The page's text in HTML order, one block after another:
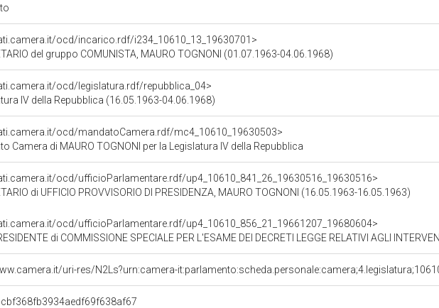
ocd/incarico.rdf/i234_10610_13_19630701>
del gruppo COMUNISTA, MAURO TOGNONI (01.07.1963-04.06.1968)
ocd/legislatura.rdf/repubblica_04>
IV della Repubblica (16.05.1963-04.06.1968)
ocd/mandatoCamera.rdf/mc4_10610_19630503>
Camera di MAURO TOGNONI per la Legislatura IV della Repubblica
ocd/ufficioParlamentare.rdf/up4_10610_841_26_19630516_19630516>
di UFFICIO PROVVISORIO DI PRESIDENZA, MAURO TOGNONI (16.05.1963-16.05.1963)
ocd/ufficioParlamentare.rdf/up4_10610_856_21_19661207_19680604>
di COMMISSIONE SPECIALE PER L'ESAME DEI DECRETI LEGGE RELATIVI AGLI INTERVENTI ED ALLE PROVVIDENZE PER LE POPOLAZIONI E I
uri-res/N2Ls?urn:camera-